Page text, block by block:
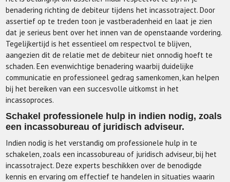
benadering richting de debiteur tijdens het incassotraject. Door
assertief op te treden toon je vastberadenheid en laat je zien
dat je serieus bent over het innen van de openstaande vordering.
Tegelijkertijd is het essentieel om respectvol te blijven,
aangezien dit de relatie met de debiteur niet onnodig hoeft te
schaden. Een evenwichtige benadering waarbij duidelijke
communicatie en professioneel gedrag samenkomen, kan helpen
bij het bereiken van een succesvolle uitkomst in het
incassoproces.
Schakel professionele hulp in indien nodig, zoals
een incassobureau of juridisch adviseur.
Indien nodig is het verstandig om professionele hulp in te
schakelen, zoals een incassobureau of juridisch adviseur, bij het
incassotraject. Deze experts beschikken over de benodigde
kennis en ervaring om effectief te handelen in situaties waarin